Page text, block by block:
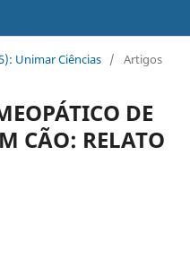
Unimar Ciências / Artigos
DE
CÃO: RELATO